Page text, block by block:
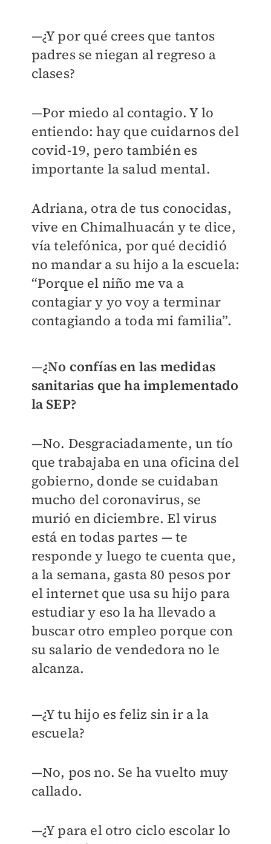
—¿Y por qué crees que tantos
padres se niegan al regreso a
clases?
—Por miedo al contagio. Y lo
entiendo: hay que cuidarnos del
covid-19, pero también es
importante la salud mental.
Adriana, otra de tus conocidas,
vive en Chimalhuacán y te dice,
vía telefónica, por qué decidió
no mandar a su hijo a la escuela:
“Porque el niño me va a
contagiar y yo voy a terminar
contagiando a toda mi familia”.
—¿No confías en las medidas
sanitarias que ha implementado
la SEP?
—No. Desgraciadamente, un tío
que trabajaba en una oficina del
gobierno, donde se cuidaban
mucho del coronavirus, se
murió en diciembre. El virus
está en todas partes — te
responde y luego te cuenta que,
a la semana, gasta 80 pesos por
el internet que usa su hijo para
estudiar y eso la ha llevado a
buscar otro empleo porque con
su salario de vendedora no le
alcanza.
—¿Y tu hijo es feliz sin ir a la
escuela?
—No, pos no. Se ha vuelto muy
callado.
—¿Y para el otro ciclo escolar lo